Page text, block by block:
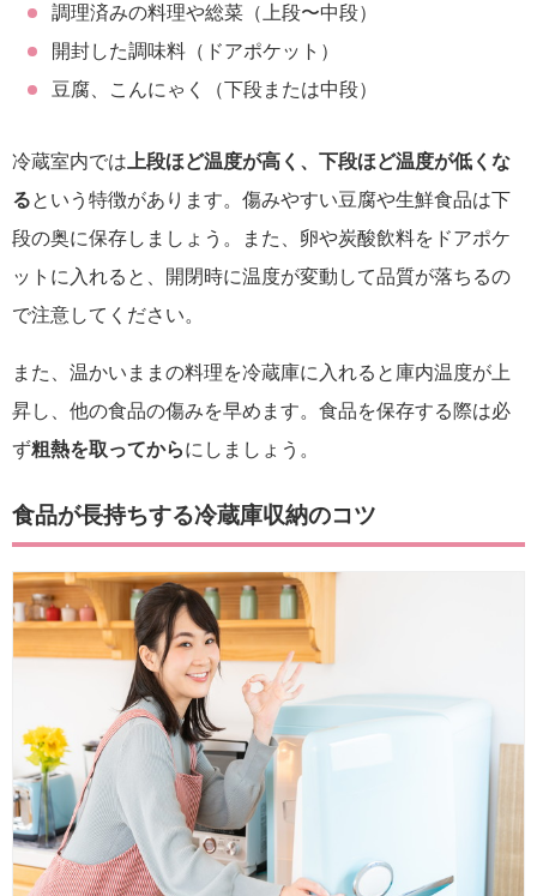
調理済みの料理や総菜（上段〜中段）
開封した調味料（ドアポケット）
豆腐、こんにゃく（下段または中段）
冷蔵室内では 上段ほど温度が高く、下段ほど温度が低くな
るという特徴があります。傷みやすい豆腐や生鮮食品は下
段の奥に保存しましょう。また、卵や炭酸飲料をドアポケ
ットに入れると、開閉時に温度が変動して品質が落ちるの
で注意してください。
また、温かいままの料理を冷蔵庫に入れると庫内温度が上
昇し、他の食品の傷みを早めます。食品を保存する際は必
ず粗熱を取ってからにしましょう。
食品が長持ちする冷蔵庫収納のコツ